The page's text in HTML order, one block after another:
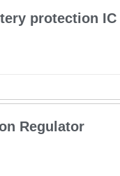
protection IC
Regulator